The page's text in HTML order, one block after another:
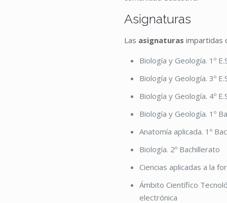
Asignaturas
Las asignaturas impartidas
Biología y Geología. 1º
Biología y Geología. 3º
Biología y Geología. 4º
Biología y Geología. 1º
Anatomía aplicada. 1º
Biología. 2º Bachillerato
Ciencias aplicadas a la
Ámbito Científico
electrónica